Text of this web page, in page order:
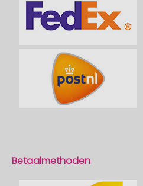
Betaalmethoden